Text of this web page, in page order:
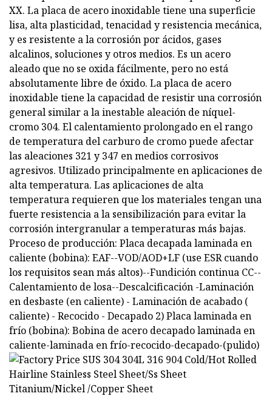
XX. La placa de acero inoxidable tiene una superficie
lisa, alta plasticidad, tenacidad y resistencia mecánica,
y es resistente a la corrosión por ácidos, gases
alcalinos, soluciones y otros medios. Es un acero
aleado que no se oxida fácilmente, pero no está
absolutamente libre de óxido. La placa de acero
inoxidable tiene la capacidad de resistir una corrosión
general similar a la inestable aleación de níquel-
cromo 304. El calentamiento prolongado en el rango
de temperatura del carburo de cromo puede afectar
las aleaciones 321 y 347 en medios corrosivos
agresivos. Utilizado principalmente en aplicaciones de
alta temperatura. Las aplicaciones de alta
temperatura requieren que los materiales tengan una
fuerte resistencia a la sensibilización para evitar la
corrosión intergranular a temperaturas más bajas.
Proceso de producción: Placa decapada laminada en
caliente (bobina): EAF--VOD/AOD+LF (use ESR cuando
los requisitos sean más altos)--Fundición continua CC--
Calentamiento de losa--Descalcificación -Laminación
en desbaste (en caliente) - Laminación de acabado (
caliente) - Recocido - Decapado 2) Placa laminada en
frío (bobina): Bobina de acero decapado laminada en
caliente-laminada en frío-recocido-decapado-(pulido)